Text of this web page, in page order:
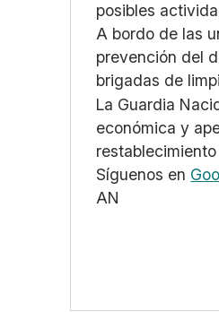
posibles
A bordo de las
prevención del
brigadas de
La Guardia
económica y
Síguenos en
AN